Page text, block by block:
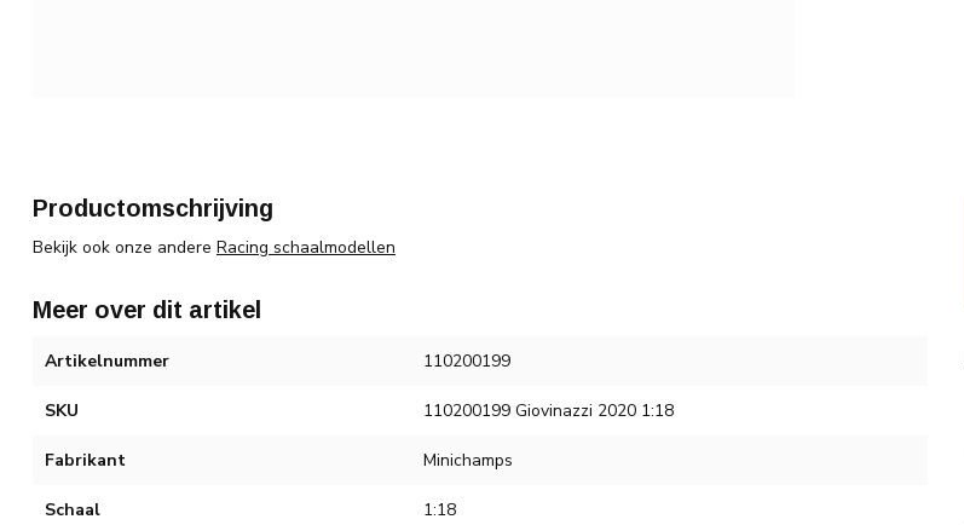
Productomschrijving
Bekijk ook onze andere Racing schaalmodellen
Meer over dit artikel
Artikelnummer 110200199
SKU 110200199 Giovinazzi 2020 1:18
Fabrikant Minichamps
Schaal 1:18